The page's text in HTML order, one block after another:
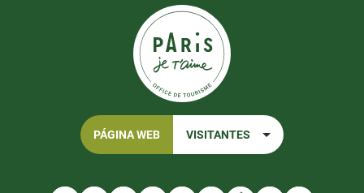
PÁGINA WEB VISITANTES